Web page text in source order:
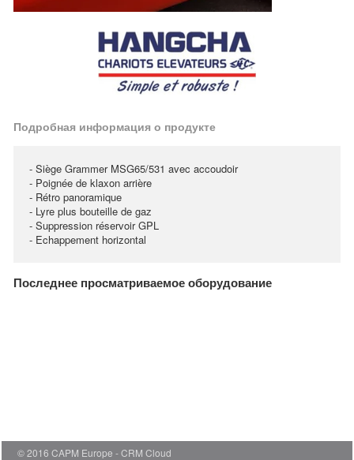
Подробная информация о продукте
- Siège Grammer MSG65/531 avec accoudoir
- Poignée de klaxon arrière
- Rétro panoramique
- Lyre plus bouteille de gaz
- Suppression réservoir GPL
- Echappement horizontal
Последнее просматриваемое оборудование
© 2016 CAPM Europe
CRM Cloud